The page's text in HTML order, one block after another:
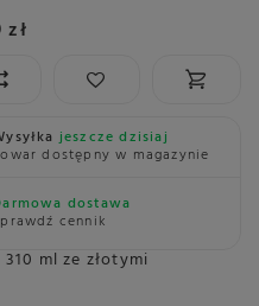
zł
jeszcze dzisiaj
dostępny w magazynie
dostawa
cennik
ml ze złotymi